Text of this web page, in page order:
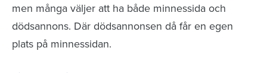
men många väljer att ha både minnessida och
dödsannons. Där dödsannonsen då får en egen
plats på minnessidan.